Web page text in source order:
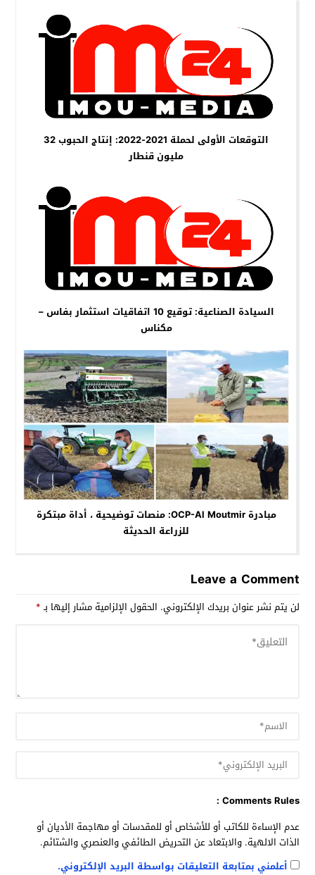
التوقعات الأولى لحملة 2021-2022: إنتاج الحبوب 32
مليون قنطار
السيادة الصناعية: توقيع 10 اتفاقيات استثمار بفاس –
مكناس
مبادرة OCP-Al Moutmir: منصات توضيحية ، أداة مبتكرة
للزراعة الحديثة
Leave a Comment
لن يتم نشر عنوان بريدك الإلكتروني. الحقول الإلزامية مشار إليها بـ*
Comments Rules :
عدم الإساءة للكاتب أو للأشخاص أو للمقدسات أو مهاجمة الأديان أو
الذات الالهية. والابتعاد عن التحريض الطائفي والعنصري والشتائم.
أعلمني بمتابعة التعليقات بواسطة البريد الإلكتروني.